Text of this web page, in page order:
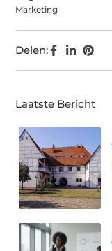
Marketing
Delen:
Laatste Bericht